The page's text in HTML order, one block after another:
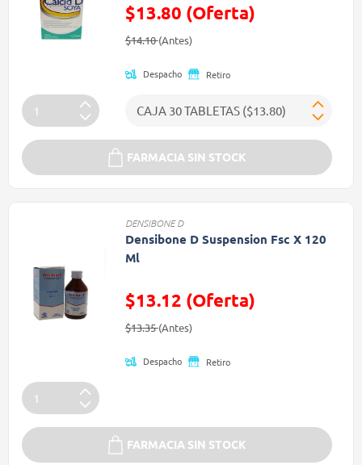
$13.80 (Oferta)
Precio reducido de
$14.10(Antes)(Oferta)
Despacho Retiro
FARMACIA SIN STOCK
DENSIBONE D
Densibone D Suspension Fsc X 120
Ml
$13.12 (Oferta)
Precio reducido de
$13.35(Antes)(Oferta)
Despacho Retiro
FARMACIA SIN STOCK